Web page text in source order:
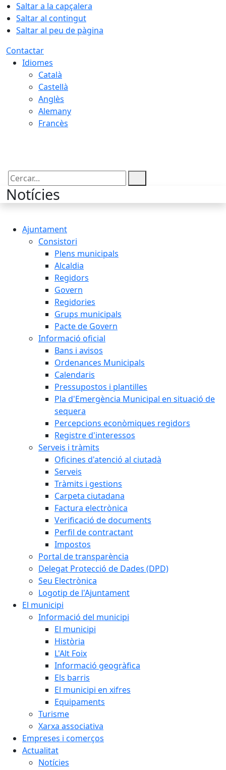
Saltar a la capçalera
Saltar al contingut
Saltar al peu de pàgina
Contactar
Idiomes
Català
Castellà
Anglès
Alemany
Francès
Cercar:
Notícies
Ajuntament
Consistori
Plens municipals
Alcaldia
Regidors
Govern
Regidories
Grups municipals
Pacte de Govern
Informació oficial
Bans i avisos
Ordenances Municipals
Calendaris
Pressupostos i plantilles
Pla d'Emergència Municipal en situació de
sequera
Percepcions econòmiques regidors
Registre d'interessos
Serveis i tràmits
Oficines d'atenció al ciutadà
Serveis
Tràmits i gestions
Carpeta ciutadana
Factura electrònica
Verificació de documents
Perfil de contractant
Impostos
Portal de transparència
Delegat Protecció de Dades (DPD)
Seu Electrònica
Logotip de l'Ajuntament
El municipi
Informació del municipi
El municipi
Història
L'Alt Foix
Informació geogràfica
Els barris
El municipi en xifres
Equipaments
Turisme
Xarxa associativa
Empreses i comerços
Actualitat
Notícies